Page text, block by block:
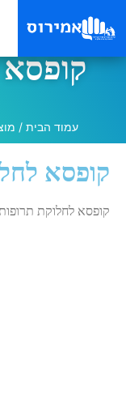
עמוד הבית /
קופסא
קופסא לחלוקת תרופות